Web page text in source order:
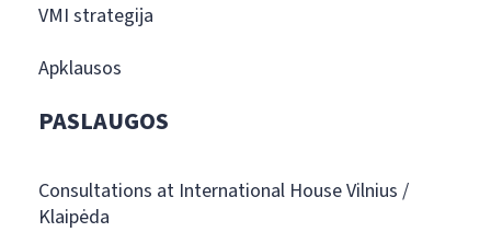
VMI strategija
Apklausos
PASLAUGOS
Consultations at International House Vilnius /
Klaipėda